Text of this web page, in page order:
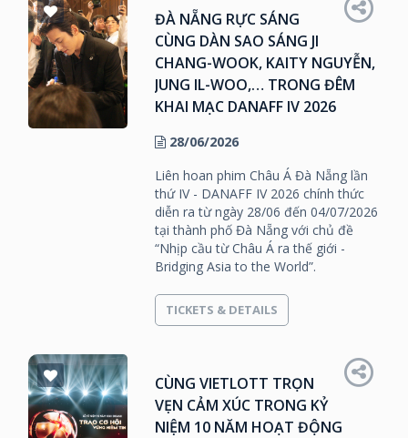
ĐÀ NẴNG RỰC SÁNG
CÙNG DÀN SAO SÁNG JI
CHANG-WOOK, KAITY NGUYỄN,
JUNG IL-WOO,… TRONG ĐÊM
KHAI MẠC DANAFF IV 2026
28/06/2026
Liên hoan phim Châu Á Đà Nẵng lần
thứ IV - DANAFF IV 2026 chính thức
diễn ra từ ngày 28/06 đến 04/07/2026
tại thành phố Đà Nẵng với chủ đề
“Nhịp cầu từ Châu Á ra thế giới -
Bridging Asia to the World”.
TICKETS & DETAILS
CÙNG VIETLOTT TRỌN
VẸN CẢM XÚC TRONG KỶ
NIỆM 10 NĂM HOẠT ĐỘNG